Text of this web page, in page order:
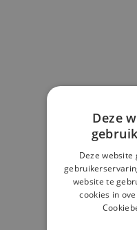
Deze
Deze website
website te
cookies in